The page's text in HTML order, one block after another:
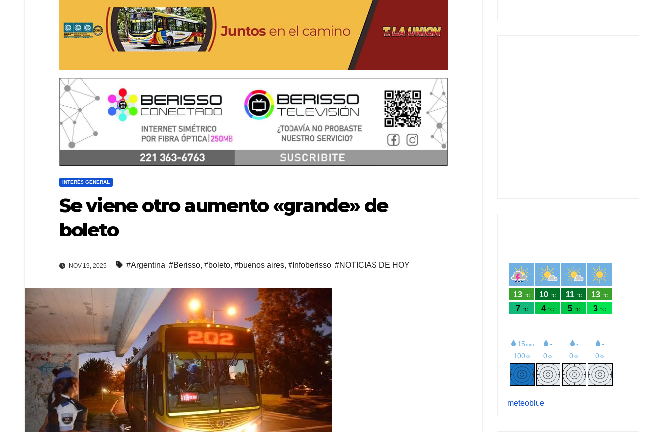
INTERÉS GENERAL
Se viene otro aumento «grande» de
boleto
NOV 19, 2025 #Argentina, #Berisso, #boleto, #buenos aires, #Infoberisso, #NOTICIAS DE HOY
meteoblue